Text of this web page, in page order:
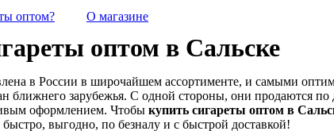
оптом? О магазине
оптом в Сальске
в России в широчайшем ассортименте, и самыми
зарубежья. С одной стороны, они продаются
оформлением. Чтобы купить сигареты оптом в
выгодно, по безналу и с быстрой доставкой!